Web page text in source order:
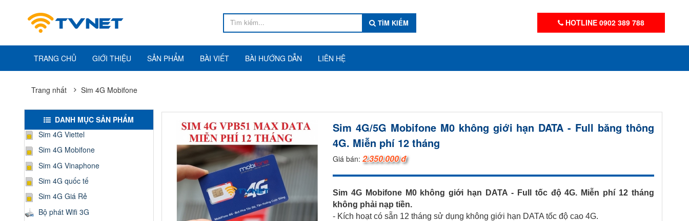
TÌM KIẾM HOTLINE 0902 389 788
TRANG CHỦ GIỚI THIỆU SẢN PHẨM BÀI VIẾT BÀI HƯỚNG DẪN LIÊN HỆ
Trang nhất Sim 4G Mobifone
Sim 4G/5G Mobifone M0 không giới hạn DATA - Full băng thông
4G. Miễn phí 12 tháng
Giá bán: 2.350.000 đ
Sim 4G Mobifone M0 không giới hạn DATA - Full tốc độ 4G. Miễn phí 12 tháng
không phải nạp tiền.
- Kích hoạt có sẵn 12 tháng sử dụng không giới hạn DATA tốc độ cao 4G.
DANH MỤC SẢN PHẨM
Sim 4G Viettel
Sim 4G Mobifone
Sim 4G Vinaphone
Sim 4G quốc tế
Sim 4G Giá Rẻ
Bộ phát Wifi 3G